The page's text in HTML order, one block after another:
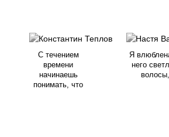
С течением
времени
начинаешь
понимать, что
Я
него
волосы,